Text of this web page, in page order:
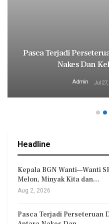
Pasca Terjadi
Nakes Dan
Admin Jul 27,
Headline
Kepala BGN Wanti—Wanti
Melon, Minyak Kita dan…
Aug 2, 2026
Pasca Terjadi Perseteruan